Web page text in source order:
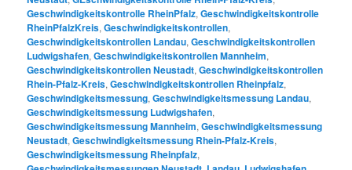
Geschwindigkeitskontrolle RheinPfalz,Geschwindigkeitskontrolle
RheinPfalzKreis,Geschwindigkeitskontrollen,
Geschwindigkeitskontrollen Landau,Geschwindigkeitskontrollen
Ludwigshafen,Geschwindigkeitskontrollen Mannheim,
Geschwindigkeitskontrollen Neustadt,Geschwindigkeitskontrollen
Rhein-Pfalz-Kreis,Geschwindigkeitskontrollen Rheinpfalz,
Geschwindigkeitsmessung,Geschwindigkeitsmessung Landau,
Geschwindigkeitsmessung Ludwigshafen,
Geschwindigkeitsmessung Mannheim,Geschwindigkeitsmessung
Neustadt,Geschwindigkeitsmessung Rhein-Pfalz-Kreis,
Geschwindigkeitsmessung Rheinpfalz,